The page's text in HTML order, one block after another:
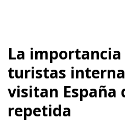
La importancia
turistas
visitan España
repetida